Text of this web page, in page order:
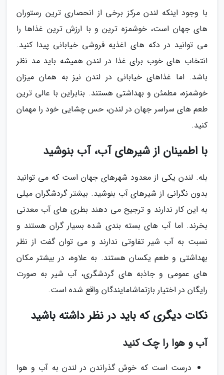
با وجود اینکه لندن مرکز برخی از انحصاری ترین رستوران
های جهان است، خوشمزه ترین و با ارزش ترین غذاها را
می توانید در دکه های اغذیه فروشی خیابانی پیدا کنید.
انتخاب های خوب برای غذا در لندن همیشه باید مد نظر
باشد. اما غذاهای خیابانی در لندن نیز به همان میزان
خوشمزه، مطمئن و بهداشتی هستند. بنابراین با عالی ترین
طعم های سراسر جهان در لندن، حس چشایی خود را مهمان
کنید.
با اطمینان از شیرهای آب، آب بنوشید
بله. لندن یکی از معدود شهرهای جهان است که می توانید
بدون نگرانی از شیرهای آب بنوشید. بیشتر گردشگران میلی
به این کار ندارند و ترجیح می دهند بطری های آب معدنی
بخرند. اما آب های بسته بندی شده بسیار گران هستند و
نسبت به آب شیر تفاوتی ندارند و می توان گفت از نظر
بهداشتی و طعم یکسان هستند. به علاوه، در بیشتر مکان
های عمومی و جاذبه های گردشگری، آب شیر به صورت
رایگان در اختیار بازتماشامایندگان واقع شده است.
نکات دیگری که باید در نظر داشته باشید
آب و هوا را چک کنید
درست است که خوش گذراندن در لندن به آب و هوا